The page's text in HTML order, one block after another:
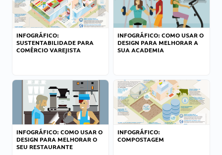
INFOGRÁFICO:
SUSTENTABILIDADE PARA
COMÉRCIO VAREJISTA
INFOGRÁFICO: COMO USAR O
DESIGN PARA MELHORAR A
SUA ACADEMIA
INFOGRÁFICO: COMO USAR O
DESIGN PARA MELHORAR O
SEU RESTAURANTE
INFOGRÁFICO:
COMPOSTAGEM